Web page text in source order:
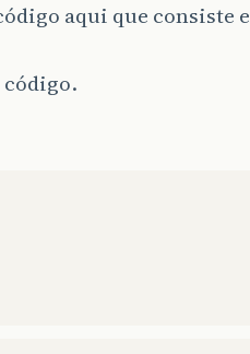
aqui que consiste